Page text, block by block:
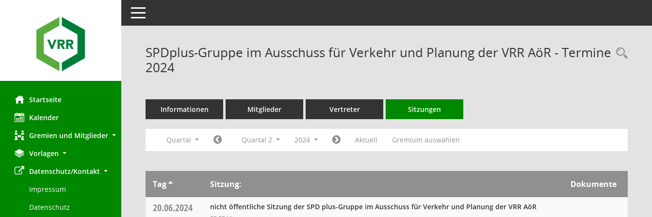
Startseite
Kalender
Gremien und Mitglieder
Vorlagen
Datenschutz/Kontakt
Impressum
Datenschutz
Toggle navigation
SPDplus-Gruppe im Ausschuss für Verkehr und Planung der VRR AöR - Termine
2024
Informationen Mitglieder Vertreter Sitzungen
Quartal Quartal 2 2024 Aktuell Gremium auswählen
Tag Sitzung: Dokumente
20.06.2024 nicht öffentliche Sitzung der SPD plus-Gruppe im Ausschuss für Verkehr und Planung der VRR AöR